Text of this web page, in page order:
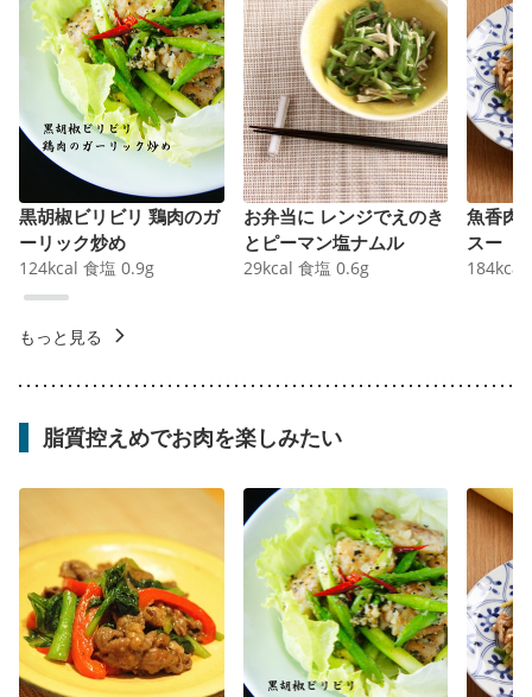
黒胡椒ビリビリ 鶏肉のガ
ーリック炒め
124kcal 食塩 0.9g
お弁当に レンジでえのき
とピーマン塩ナムル
29kcal 食塩 0.6g
魚香肉
スー
184kcal
もっと見る
脂質控えめでお肉を楽しみたい